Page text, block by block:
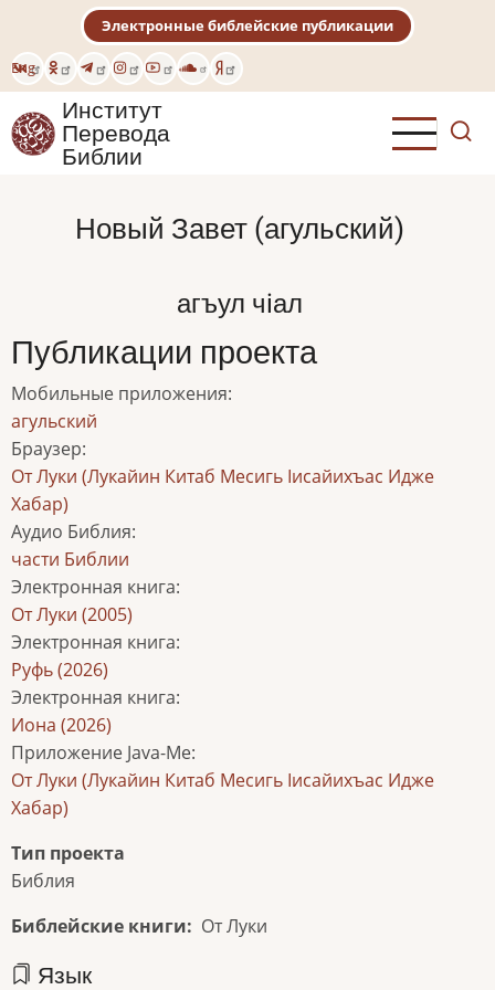
основному
содержанию
Eng
Электронные библейские публикации
Институт
Перевода
Библии
Новый Завет (агульский)
агъул чiал
Публикации проекта
Мобильные приложения:
агульский
Браузер:
От Луки (Лукайин Китаб Месигь Іисайихъас Идже
Хабар)
Аудио Библия:
части Библии
Электронная книга:
От Луки (2005)
Электронная книга:
Руфь (2026)
Электронная книга:
Иона (2026)
Приложение Java-Me:
От Луки (Лукайин Китаб Месигь Іисайихъас Идже
Хабар)
Тип проекта
Библия
Библейские книги
От Луки
Язык